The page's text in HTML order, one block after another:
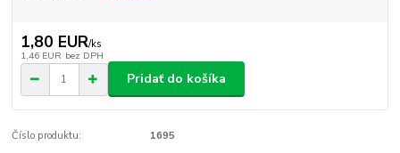
1,80 EUR/ks
1,46 EUR bez DPH
Pridať do košíka
Číslo produktu: 1695